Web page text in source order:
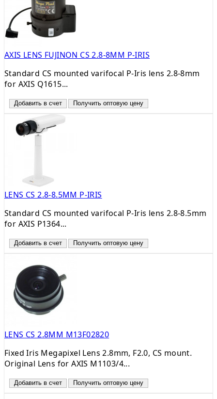
AXIS LENS FUJINON CS 2.8-8MM P-IRIS
Standard CS mounted varifocal P-Iris lens 2.8-8mm
for AXIS Q1615...
Добавить в счет Получить оптовую цену
LENS CS 2.8-8.5MM P-IRIS
Standard CS mounted varifocal P-Iris lens 2.8-8.5mm
for AXIS P1364...
Добавить в счет Получить оптовую цену
LENS CS 2.8MM M13F02820
Fixed Iris Megapixel Lens 2.8mm, F2.0, CS mount.
Original Lens for AXIS M1103/4...
Добавить в счет Получить оптовую цену